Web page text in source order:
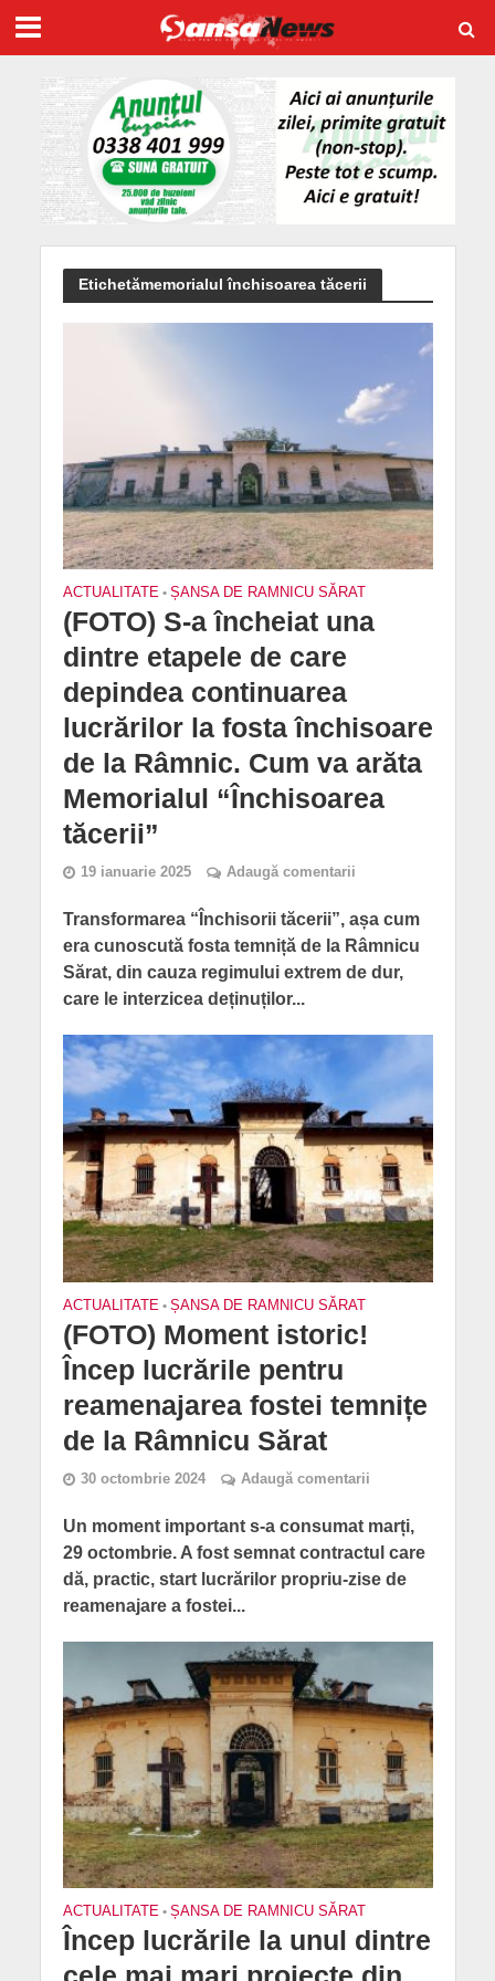
Etichetămemorialul închisoarea tăcerii
ACTUALITATE • ȘANSA DE RAMNICU SĂRAT
(FOTO) S-a încheiat una
dintre etapele de care
depindea continuarea
lucrărilor la fosta închisoare
de la Râmnic. Cum va arăta
Memorialul “Închisoarea
tăcerii”
19 ianuarie 2025 Adaugă comentarii
Transformarea “Închisorii tăcerii”, așa cum
era cunoscută fosta temniță de la Râmnicu
Sărat, din cauza regimului extrem de dur,
care le interzicea deținuților...
ACTUALITATE • ȘANSA DE RAMNICU SĂRAT
(FOTO) Moment istoric!
Încep lucrările pentru
reamenajarea fostei temnițe
de la Râmnicu Sărat
30 octombrie 2024 Adaugă comentarii
Un moment important s-a consumat marți,
29 octombrie. A fost semnat contractul care
dă, practic, start lucrărilor propriu-zise de
reamenajare a fostei...
ACTUALITATE • ȘANSA DE RAMNICU SĂRAT
Încep lucrările la unul dintre